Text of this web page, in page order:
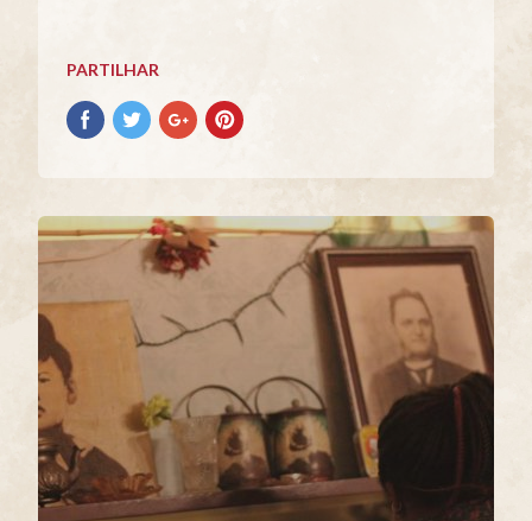
PARTILHAR
Partilhar
no
Partilhar
no
Partilhar
no
Partilhar
no